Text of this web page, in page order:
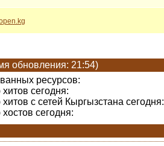
обновления: 21:54)
ресурсов:
сегодня:
с сетей Кыргызстана сегодня:
сегодня: